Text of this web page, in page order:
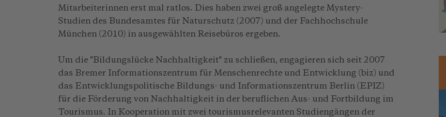
Mitarbeiterinnen erst mal ratlos. Dies haben zwei groß angelegte Mystery-
Studien des Bundesamtes für Naturschutz (2007) und der Fachhochschule
München (2010) in ausgewählten Reisebüros ergeben.
Um die "Bildungslücke Nachhaltigkeit" zu schließen, engagieren sich seit 2007
das Bremer Informationszentrum für Menschenrechte und Entwicklung (biz) und
das Entwicklungspolitische Bildungs- und Informationszentrum Berlin (EPIZ)
für die Förderung von Nachhaltigkeit in der beruflichen Aus- und Fortbildung im
Tourismus. In Kooperation mit zwei tourismusrelevanten Studiengängen der